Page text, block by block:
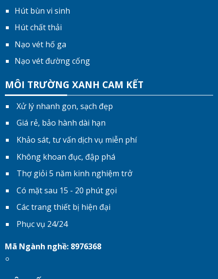
Hút bùn vi sinh
Hút chất thải
Nạo vét hố ga
Nạo vét đường cống
MÔI TRƯỜNG XANH CAM KẾT
Xử lý nhanh gọn, sạch đẹp
Giá rẻ, bảo hành dài hạn
Khảo sát, tư vấn dịch vụ miễn phí
Không khoan đục, đập phá
Thợ giỏi 5 năm kinh nghiệm trở
Có mặt sau 15 - 20 phút gọi
Các trang thiết bị hiện đại
Phục vụ 24/24
Mã Ngành nghề: 8976368